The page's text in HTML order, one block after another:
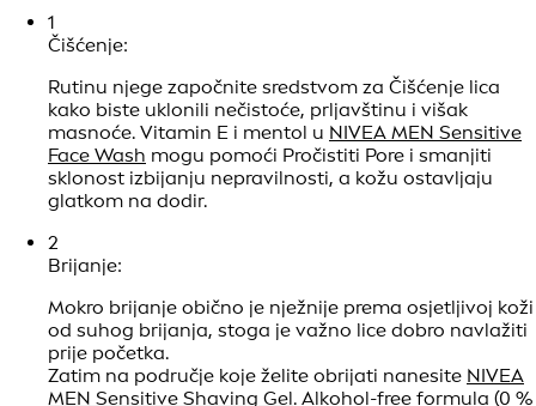
Pruža osjećaj ugode zahvaljujući formuli obogaćenoj
NIVEA kompleksom za intenzivnu hidrataciju,
bademovim uljem prirodnog podrijetla i shea
maslacem.
Za zreliju kožu možete odabratiNIVEA Q10 Power
Anti-Wrinkle Sensitive Firming Day Cream, koja
smanjuje Bore, a istodobno umiruje Osjetljivost kože.
3
Zaštita od sunca:
Nanošenje kreme za sunčanje učinite neizostavnim
dijelom Jutarnja rutina njege kože i ne zaboravite je
ponovno nanositi svaka dva sata.NIVEA Face
Sunscreenlinija nudi razne opcije za zaštitu svih
tipova kože kako biste u suncu mogli uživati što
sigurnije.